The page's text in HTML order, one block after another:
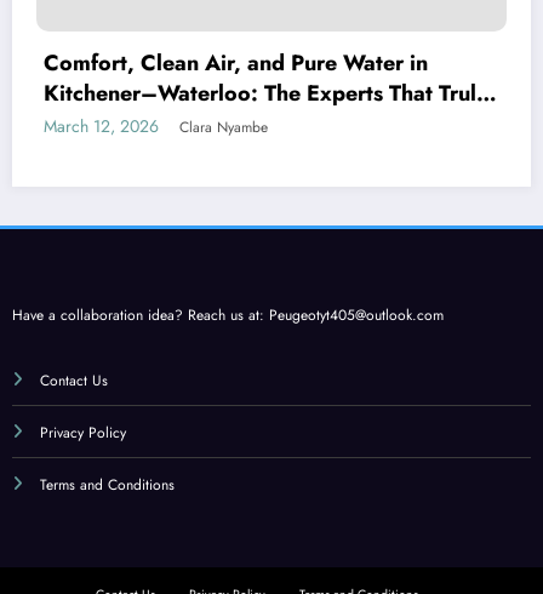
Comfort, Clean Air, and Pure Water in
Kitchener–Waterloo: The Experts That Truly
Care
March 12, 2026 Clara Nyambe
Have a collaboration idea? Reach us at: Peugeotyt405@outlook.com
Contact Us
Privacy Policy
Terms and Conditions